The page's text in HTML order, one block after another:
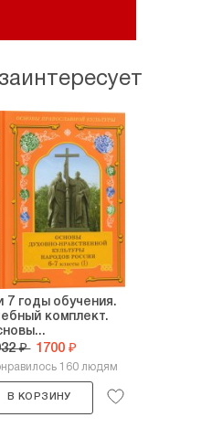
7 годы обучения.
комплект.
₽ 1700 ₽
160 людям
В КОРЗИНУ